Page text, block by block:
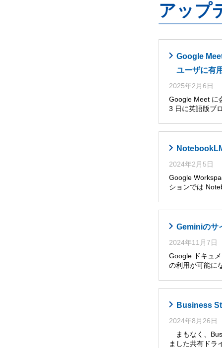
アップ
Google
ユーザに有
2025年2月6日
Google Meet に
3 日に英語版ブ
2024年2月5日
Google
ションでは
Geminiのサ
2024年11月7日
Google ドキュ
の利用が可能に
Business
2024年8月26日
まもなく、
ました共有ドラ